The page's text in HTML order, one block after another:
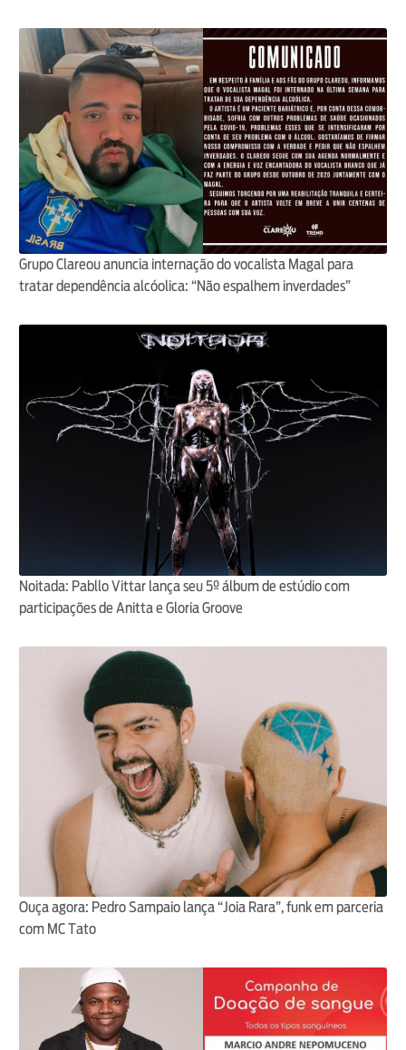
Grupo Clareou anuncia internação do vocalista Magal para
tratar dependência alcóolica: “Não espalhem inverdades”
Noitada: Pabllo Vittar lança seu 5º álbum de estúdio com
participações de Anitta e Gloria Groove
Ouça agora: Pedro Sampaio lança “Joia Rara”, funk em parceria
com MC Tato